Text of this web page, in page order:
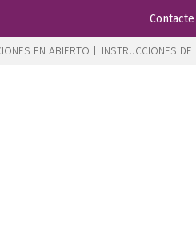
EN ABIERTO | INSTRUCCIONES